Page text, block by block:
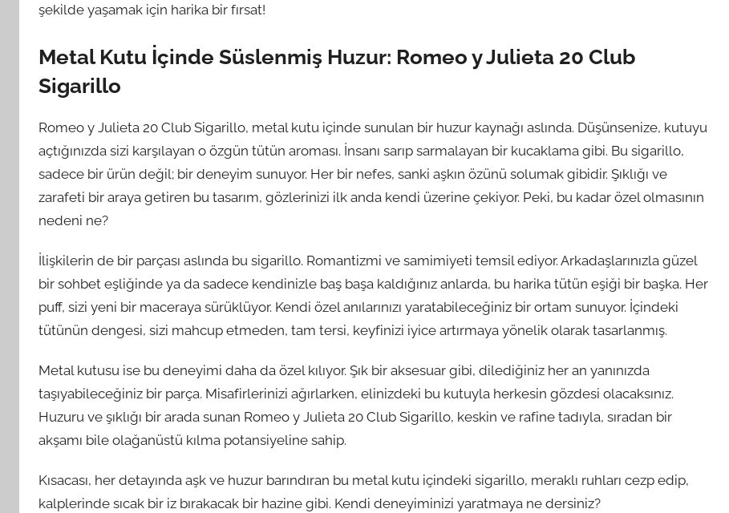
şekilde yaşamak için harika bir fırsat!
Metal Kutu İçinde Süslenmiş Huzur: Romeo y Julieta 20 Club
Sigarillo
Romeo y Julieta 20 Club Sigarillo, metal kutu içinde sunulan bir huzur kaynağı aslında. Düşünsenize, kutuyu
açtığınızda sizi karşılayan o özgün tütün aroması. İnsanı sarıp sarmalayan bir kucaklama gibi. Bu sigarillo,
sadece bir ürün değil; bir deneyim sunuyor. Her bir nefes, sanki aşkın özünü solumak gibidir. Şıklığı ve
zarafeti bir araya getiren bu tasarım, gözlerinizi ilk anda kendi üzerine çekiyor. Peki, bu kadar özel olmasının
nedeni ne?
İlişkilerin de bir parçası aslında bu sigarillo. Romantizmi ve samimiyeti temsil ediyor. Arkadaşlarınızla güzel
bir sohbet eşliğinde ya da sadece kendinizle baş başa kaldığınız anlarda, bu harika tütün eşiği bir başka. Her
puff, sizi yeni bir maceraya sürüklüyor. Kendi özel anılarınızı yaratabileceğiniz bir ortam sunuyor. İçindeki
tütünün dengesi, sizi mahcup etmeden, tam tersi, keyfinizi iyice artırmaya yönelik olarak tasarlanmış.
Metal kutusu ise bu deneyimi daha da özel kılıyor. Şık bir aksesuar gibi, dilediğiniz her an yanınızda
taşıyabileceğiniz bir parça. Misafirlerinizi ağırlarken, elinizdeki bu kutuyla herkesin gözdesi olacaksınız.
Huzuru ve şıklığı bir arada sunan Romeo y Julieta 20 Club Sigarillo, keskin ve rafine tadıyla, sıradan bir
akşamı bile olağanüstü kılma potansiyeline sahip.
Kısacası, her detayında aşk ve huzur barındıran bu metal kutu içindeki sigarillo, meraklı ruhları cezp edip,
kalplerinde sıcak bir iz bırakacak bir hazine gibi. Kendi deneyiminizi yaratmaya ne dersiniz?